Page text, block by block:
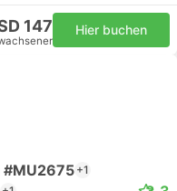
147 Hier buchen
#MU2675 +1